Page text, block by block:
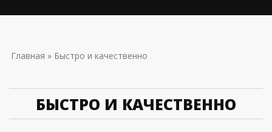
ВЫ ЗДЕСЬ
Главная » Быстро и качественно
БЫСТРО И КАЧЕСТВЕННО